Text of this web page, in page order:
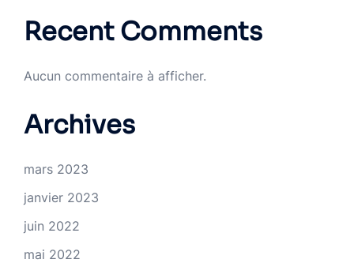
Recent Comments
Aucun commentaire à afficher.
Archives
mars 2023
janvier 2023
juin 2022
mai 2022